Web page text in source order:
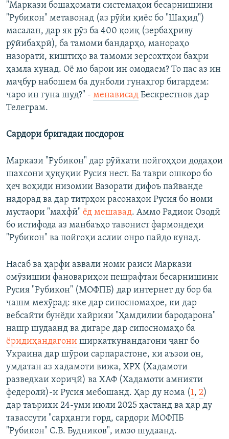
"Маркази бошаҳомати системаҳои бесарнишини
"Рубикон" метавонад (аз рӯйи қиёс бо "Шаҳид")
масалан, дар як рӯз ба 400 қоиқ (зербаҳриву
рӯйибаҳрӣ), ба тамоми бандарҳо, манораҳо
назоратӣ, киштиҳо ва тамоми зерсохтҳои баҳри
ҳамла кунад. Оё мо барои ин омодаем? То пас аз ин
маҷбур набошем ба дунболи гунаҳгор бигардем:
чаро ин гуна шуд?" - менависад Бескрестнов дар
Телеграм.
Сардори бригадаи посдорон
Маркази "Рубикон" дар рӯйхати пойгоҳҳои додаҳои
шахсони ҳуқуқии Русия нест. Ба таври ошкоро бо
ҳеч воҳиди низомии Вазорати дифоъ пайванде
надорад ва дар титрҳои расонаҳои Русия бо номи
мустаори "махфӣ" ёд мешавад. Аммо Радиои Озодӣ
бо истифода аз манбаъҳо тавонист фармондеҳи
"Рубикон" ва пойгоҳи аслии онро пайдо кунад.
Насаб ва ҳарфи аввали номи раиси Маркази
омӯзишии фановариҳои пешрафтаи бесарнишини
Русия "Рубикон" (МОФПБ) дар интернет ду бор ба
чашм мехӯрад: яке дар сипосномаҳое, ки дар
вебсайти бунёди хайрияи "Ҳамдилии бародарона"
нашр шудаанд ва дигаре дар сипосномаҳо ба
ёридиҳандагони ширкаткунандагони ҷанг бо
Украина дар шӯрои сарпарастоне, ки аъзои он,
умдатан аз хадамоти вижа, ХРХ (Хадамоти
разведкаи хориҷӣ) ва ХАФ (Хадамоти амнияти
федеролӣ)-и Русия мебошанд. Ҳар ду нома (1, 2)
дар таърихи 24-уми июли 2025 ҳастанд ва ҳар ду
тавассути "сарҳанги горд, сардори МОФПБ
"Рубикон" С.В. Будников", имзо шудаанд.